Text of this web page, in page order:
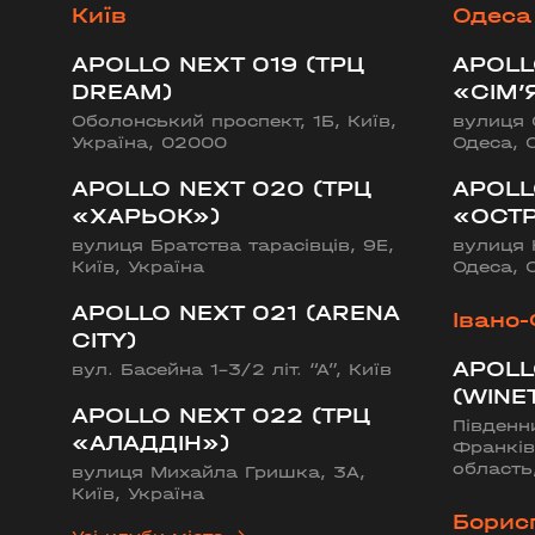
Бориспіль
APOLLO NEXT 027 (ЦУМ
Київ
APOLLO NEXT 019 (ТРЦ
DREAM)
Оболонський проспект, 1Б, Київ,
Україна, 02000
APOLLO NEXT 020 (ТРЦ
«ХАРЬОК»)
вулиця Братства тарасівців, 9Е,
Київ, Україна
APOLLO NEXT 021 (ARENA
CITY)
вул. Басейна 1-3/2 літ. “А”, Київ
APOLLO NEXT 022 (ТРЦ
«АЛАДДІН»)
вулиця Михайла Гришка, 3А,
Київ, Україна
Одеса
вулиця
Одеса,
вулиця
Одеса,